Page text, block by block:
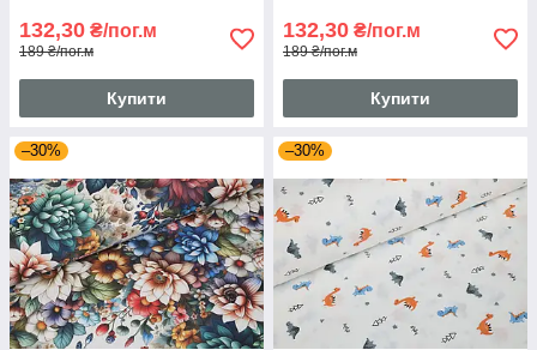
132,30 ₴/пог.м
189 ₴/пог.м
Купити
132,30 ₴/пог.м
189 ₴/пог.м
Купити
–30% –30%